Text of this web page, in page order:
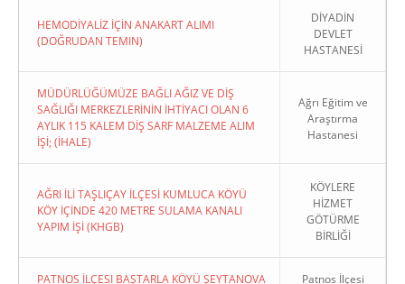
HEMODİYALİZ İÇİN ANAKART ALIMI
(DOĞRUDAN TEMIN)
DİYADİN
DEVLET
HASTANESİ
MÜDÜRLÜĞÜMÜZE BAĞLI AĞIZ VE DİŞ
SAĞLIĞI MERKEZLERİNİN İHTİYACI OLAN 6
AYLIK 115 KALEM DİŞ SARF MALZEME ALIM
İŞİ; (İHALE)
Ağrı Eğitim ve
Araştırma
Hastanesi
AĞRI İLİ TAŞLIÇAY İLÇESİ KUMLUCA KÖYÜ
KÖY İÇİNDE 420 METRE SULAMA KANALI
YAPIM İŞİ (KHGB)
KÖYLERE
HİZMET
GÖTÜRME
BİRLİĞİ
PATNOS İLÇESI BAŞTARLA KÖYÜ ŞEYTANOVA
Patnos İlçesi